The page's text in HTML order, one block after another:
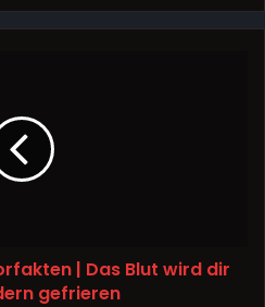
| Das Blut wird dir
gefrieren